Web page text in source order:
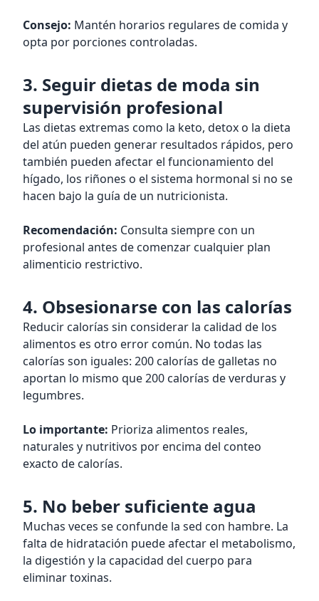
Consejo: Mantén horarios regulares de comida y
opta por porciones controladas.
3. Seguir dietas de moda sin
supervisión profesional
Las dietas extremas como la keto, detox o la dieta
del atún pueden generar resultados rápidos, pero
también pueden afectar el funcionamiento del
hígado, los riñones o el sistema hormonal si no se
hacen bajo la guía de un nutricionista.
Recomendación: Consulta siempre con un
profesional antes de comenzar cualquier plan
alimenticio restrictivo.
4. Obsesionarse con las calorías
Reducir calorías sin considerar la calidad de los
alimentos es otro error común. No todas las
calorías son iguales: 200 calorías de galletas no
aportan lo mismo que 200 calorías de verduras y
legumbres.
Lo importante: Prioriza alimentos reales,
naturales y nutritivos por encima del conteo
exacto de calorías.
5. No beber suficiente agua
Muchas veces se confunde la sed con hambre. La
falta de hidratación puede afectar el metabolismo,
la digestión y la capacidad del cuerpo para
eliminar toxinas.